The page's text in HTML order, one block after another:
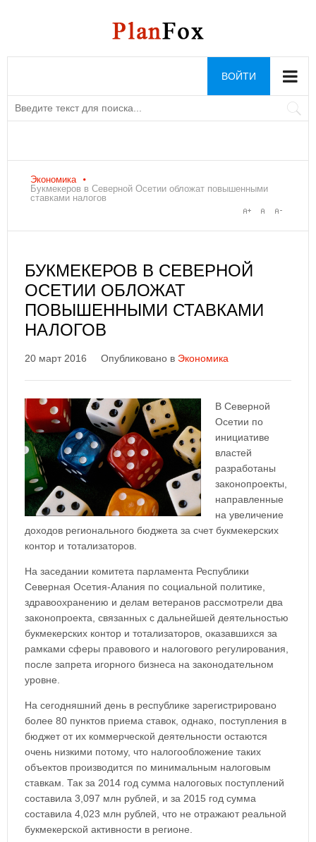
ВОЙТИ
Экономика
Букмекеров в Северной Осетии обложат повышенными
ставками налогов
БУКМЕКЕРОВ В СЕВЕРНОЙ
ОСЕТИИ ОБЛОЖАТ
ПОВЫШЕННЫМИ СТАВКАМИ
НАЛОГОВ
20 март 2016 Опубликовано в Экономика
В Северной
Осетии по
инициативе
властей
разработаны
законопроекты,
направленные
на увеличение
доходов регионального бюджета за счет букмекерских
контор и тотализаторов.
На заседании комитета парламента Республики
Северная Осетия-Алания по социальной политике,
здравоохранению и делам ветеранов рассмотрели два
законопроекта, связанных с дальнейшей деятельностью
букмекерских контор и тотализаторов, оказавшихся за
рамками сферы правового и налогового регулирования,
после запрета игорного бизнеса на законодательном
уровне.
На сегодняшний день в республике зарегистрировано
более 80 пунктов приема ставок, однако, поступления в
бюджет от их коммерческой деятельности остаются
очень низкими потому, что налогообложение таких
объектов производится по минимальным налоговым
ставкам. Так за 2014 год сумма налоговых поступлений
составила 3,097 млн рублей, и за 2015 год сумма
составила 4,023 млн рублей, что не отражают реальной
букмекерской активности в регионе.